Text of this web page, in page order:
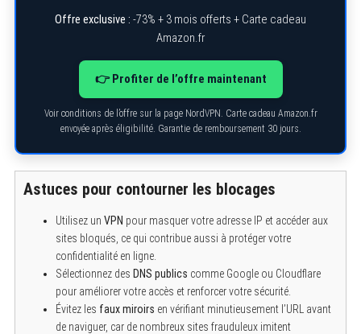
Offre exclusive : -73% + 3 mois offerts + Carte cadeau
Amazon.fr
👉 Profiter de l’offre maintenant
Voir conditions de l’offre sur la page NordVPN. Carte cadeau Amazon.fr
envoyée après éligibilité. Garantie de remboursement 30 jours.
Astuces pour contourner les blocages
Utilisez un VPN pour masquer votre adresse IP et accéder aux
sites bloqués, ce qui contribue aussi à protéger votre
confidentialité en ligne.
Sélectionnez des DNS publics comme Google ou Cloudflare
pour améliorer votre accès et renforcer votre sécurité.
Évitez les faux miroirs en vérifiant minutieusement l’URL avant
de naviguer, car de nombreux sites frauduleux imitent
a